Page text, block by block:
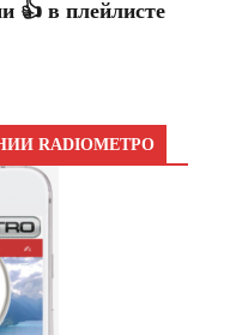
👍 в плейлисте
RADIOМЕТРО